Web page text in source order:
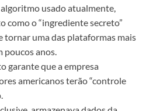
usado atualmente,
como o “ingrediente secreto”
tornar uma das plataformas mais
poucos anos.
garante que a empresa
americanos terão “controle